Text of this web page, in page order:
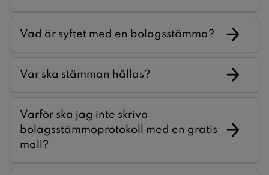
Vad är syftet med en bolagsstämma?
Var ska stämman hållas?
Varför ska jag inte skriva
bolagsstämmoprotokoll med en gratis
mall?